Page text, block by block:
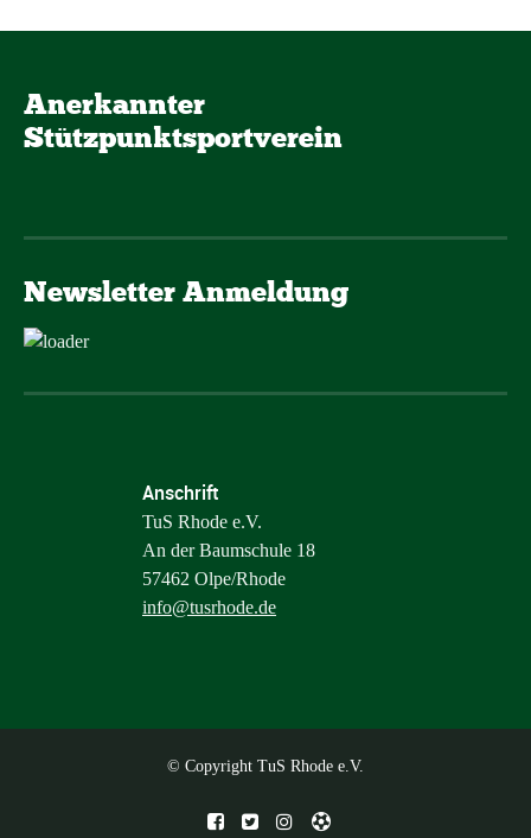
Anerkannter
Stützpunktsportverein
Newsletter Anmeldung
Anschrift
TuS Rhode e.V.
An der Baumschule 18
57462 Olpe/Rhode
info@tusrhode.de
© Copyright TuS Rhode e.V.